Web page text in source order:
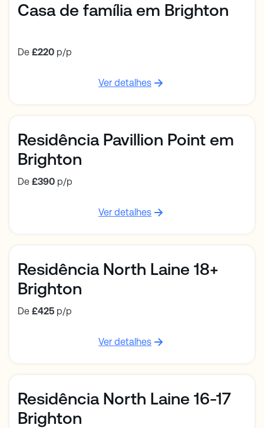
Casa de família em Brighton
De £220 p/p
Ver detalhes
Residência Pavillion Point em
Brighton
De £390 p/p
Ver detalhes
Residência North Laine 18+
Brighton
De £425 p/p
Ver detalhes
Residência North Laine 16-17
Brighton